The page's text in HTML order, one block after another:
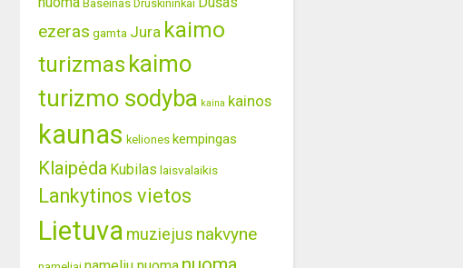
Baseinas Druskininkai
ezeras gamta Jura kaimo
turizmas kaimo
turizmo sodyba kaina kainos
kaunas keliones kempingas
Klaipėda Kubilas laisvalaikis
Lankytinos vietos
Lietuva muziejus nakvyne